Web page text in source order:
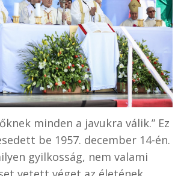
minden a javukra válik.” Ez
be 1957. december 14-én.
gyilkosság, nem valami